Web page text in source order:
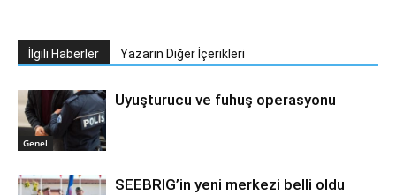
İlgili Haberler Yazarın Diğer İçerikleri
Genel
Uyuşturucu ve fuhuş operasyonu
SEEBRIG’in yeni merkezi belli oldu